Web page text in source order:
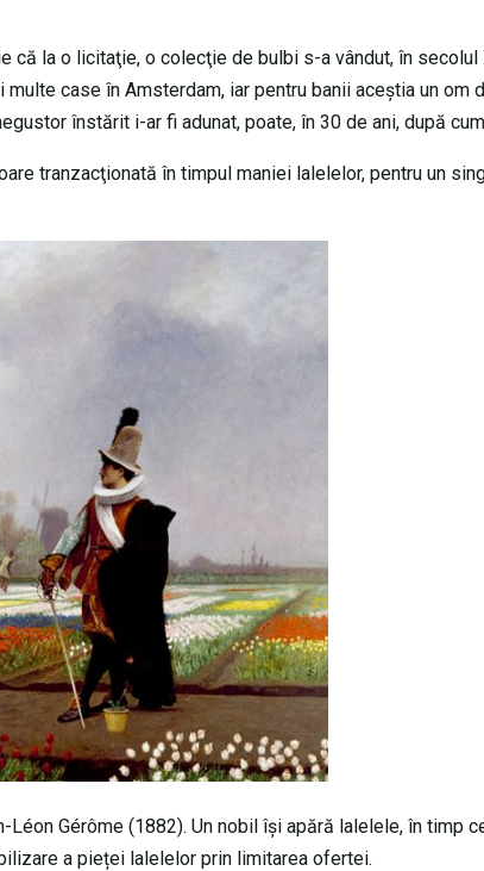
că la o licitaţie, o colecţie de bulbi s-a vândut, în secolul
case în Amsterdam, iar pentru banii aceştia un om
înstărit i-ar fi adunat, poate, în 30 de ani, după
tranzacţionată în timpul maniei lalelelor, pentru un
Gérôme (1882). Un nobil își apără lalelele, în timp
a pieței lalelelor prin limitarea ofertei.